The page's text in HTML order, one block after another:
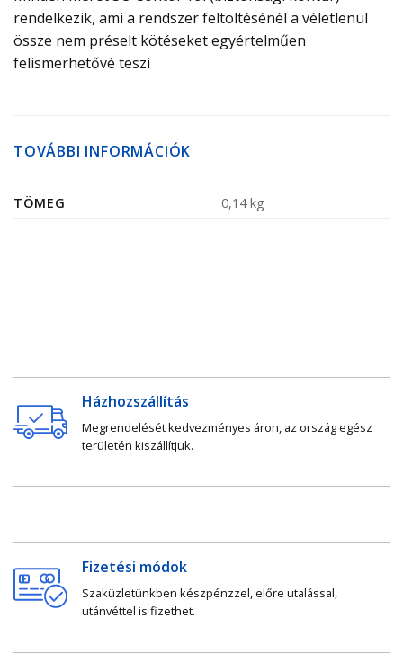
rendelkezik, ami a rendszer feltöltésénél a véletlenül
össze nem préselt kötéseket egyértelműen
felismerhetővé teszi
TOVÁBBI INFORMÁCIÓK
TÖMEG 0,14 kg
Házhozszállítás
Megrendelését kedvezményes áron, az ország egész
területén kiszállítjuk.
Fizetési módok
Szaküzletünkben készpénzzel, előre utalással,
utánvéttel is fizethet.